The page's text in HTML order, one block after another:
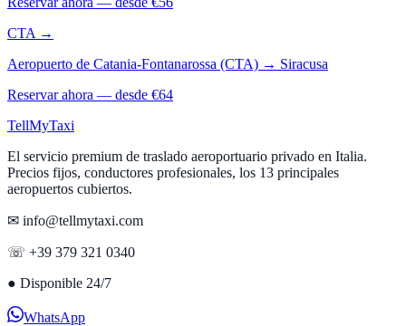
CTA →
Aeropuerto de Catania-Fontanarossa (CTA) → Siracusa
Reservar ahora — desde €64
TellMyTaxi
El servicio premium de traslado aeroportuario privado en Italia.
Precios fijos, conductores profesionales, los 13 principales
aeropuertos cubiertos.
✉ info@tellmytaxi.com
☏ +39 379 321 0340
● Disponible 24/7
WhatsApp